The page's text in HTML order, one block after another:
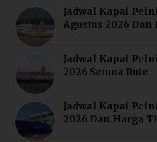
Jadwal Kapal
Agustus 2026
Jadwal Kapal
2026 Semua Rute
Jadwal Kapal
2026 Dan Harga